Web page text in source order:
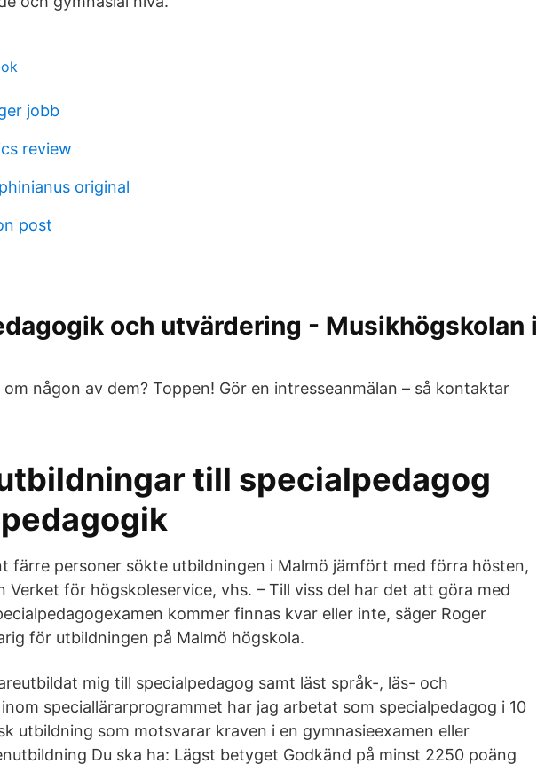
jobb
review
original
post
och utvärdering - Musikhögskolan i
någon av dem? Toppen! Gör en intresseanmälan – så kontaktar
till specialpedagog
färre personer sökte utbildningen i Malmö jämfört med förra hösten,
Verket för högskoleservice, vhs. – Till viss del har det att göra med
kommer finnas kvar eller inte, säger Roger
för utbildningen på Malmö högskola.
mig till specialpedagog samt läst språk-, läs- och
speciallärarprogrammet har jag arbetat som specialpedagog i 10
utbildning som motsvarar kraven i en gymnasieexamen eller
Du ska ha: Lägst betyget Godkänd på minst 2250 poäng